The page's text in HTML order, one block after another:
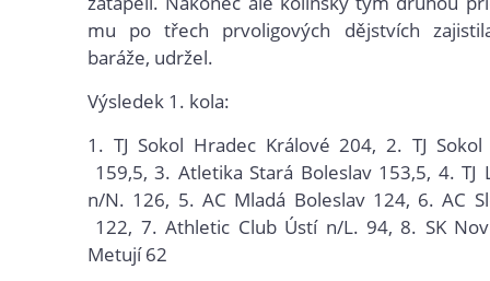
mu po třech prvoligových dějstvích
baráže, udržel.
Výsledek 1. kola:
1. TJ Sokol Hradec Králové 204, 2. TJ
159,5, 3. Atletika Stará Boleslav 153,5, 4. TJ
n/N. 126, 5. AC Mladá Boleslav 124, 6. AC
122, 7. Athletic Club Ústí n/L. 94, 8. SK
Metují 62